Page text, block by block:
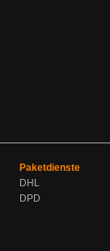
Paketdienste
DHL
DPD